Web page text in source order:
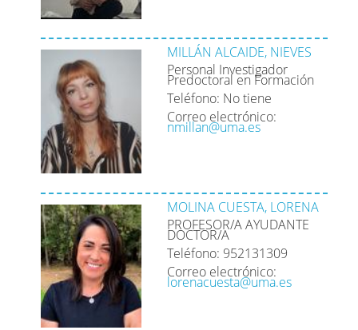
MILLÁN ALCAIDE, NIEVES
Personal Investigador
Predoctoral en Formación
Teléfono: No tiene
Correo electrónico:
nmillan@uma.es
MOLINA CUESTA, LORENA
PROFESOR/A AYUDANTE
DOCTOR/A
Teléfono: 952131309
Correo electrónico:
lorenacuesta@uma.es